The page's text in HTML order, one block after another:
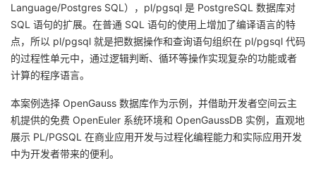
者
我
博
客
的
论
我
的
我
Language/Postgres SQL），pl/pgsql 是 PostgreSQL 数据库对
SQL 语句的扩展。在普通 SQL 语句的使用上增加了编译语言的特
点，所以 pl/pgsql 就是把数据操作和查询语句组织在 pl/pgsql 代码
的过程性单元中，通过逻辑判断、循环等操作实现复杂的功能或者
计算的程序语言。
本案例选择 OpenGauss 数据库作为示例，并借助开发者空间云主
机提供的免费 OpenEuler 系统环境和 OpenGaussDB 实例，直观地
展示 PL/PGSQL 在商业应用开发与过程化编程能力和实际应用开发
中为开发者带来的便利。